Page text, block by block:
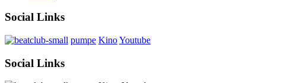
Social Links
pumpe KinoYoutube
Social Links